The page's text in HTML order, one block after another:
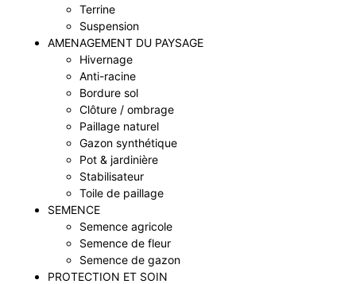
Terrine
Suspension
AMENAGEMENT DU PAYSAGE
Hivernage
Anti-racine
Bordure sol
Clôture / ombrage
Paillage naturel
Gazon synthétique
Pot & jardinière
Stabilisateur
Toile de paillage
SEMENCE
Semence agricole
Semence de fleur
Semence de gazon
PROTECTION ET SOIN